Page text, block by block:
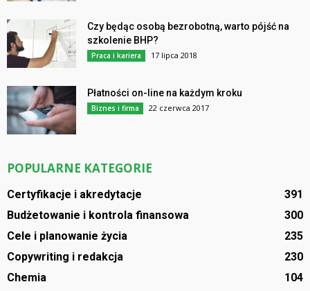
Czy będąc osobą bezrobotną, warto pójść na
szkolenie BHP?
Praca i kariera 17 lipca 2018
Płatności on-line na każdym kroku
Biznes i firma 22 czerwca 2017
POPULARNE KATEGORIE
Certyfikacje i akredytacje
391
Budżetowanie i kontrola finansowa
300
Cele i planowanie życia
235
Copywriting i redakcja
230
Chemia
104